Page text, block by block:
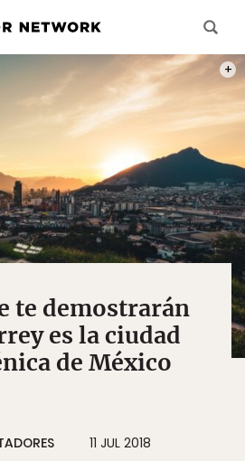
te demostrarán
es la ciudad
de México
11 JUL 2018